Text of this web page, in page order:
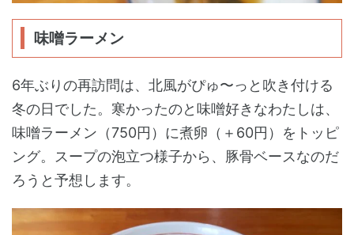
味噌ラーメン
6年ぶりの再訪問は、北風がぴゅ〜っと吹き付ける
冬の日でした。寒かったのと味噌好きなわたしは、
味噌ラーメン（750円）に煮卵（＋60円）をトッピ
ング。スープの泡立つ様子から、豚骨ベースなのだ
ろうと予想します。